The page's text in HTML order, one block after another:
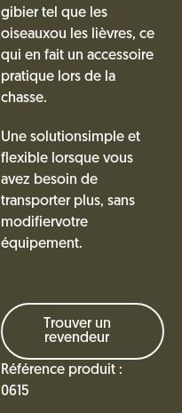
gibier tel que les
oiseauxou les lièvres, ce
qui en fait un accessoire
pratique lors de la
chasse.
Une solutionsimple et
flexible lorsque vous
avez besoin de
transporter plus, sans
modifiervotre
équipement.
Trouver un
revendeur
Référence produit :
0615